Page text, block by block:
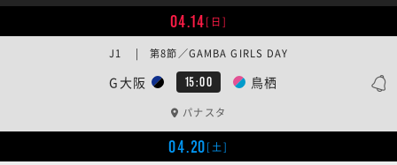
04.14[日]
G大阪 15:00 鳥栖
J1 | 第8節／GAMBA GIRLS DAY
パナスタ
04.20[土]